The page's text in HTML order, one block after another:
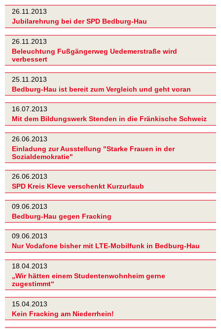
26.11.2013
Jubilarehrung bei der SPD Bedburg-Hau
26.11.2013
Beleuchtung Fußgängerweg Uedemerstraße wird
verbessert
25.11.2013
Bedburg-Hau ist bereit zum Vergleich und geht voran
16.07.2013
Mit dem Bildungswerk Stenden in die Fränkische Schweiz
26.06.2013
Einladung zur Ausstellung "Starke Frauen in der
Sozialdemokratie"
26.06.2013
SPD Kreis Kleve verschenkt Kurzurlaub
09.06.2013
Bedburg-Hau gegen Fracking
09.06.2013
Nur Vodafone bisher mit LTE-Mobilfunk in Bedburg-Hau
18.04.2013
„Wir hätten einem Studentenwohnheim gerne
zugestimmt“
15.04.2013
Kein Fracking am Niederrhein!